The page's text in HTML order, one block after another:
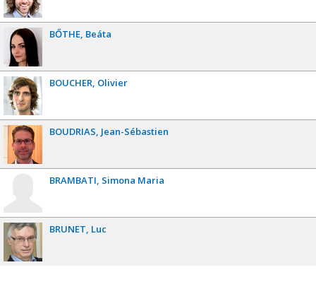
BŐTHE Beáta
BOUCHER Olivier
BOUDRIAS Jean-Sébastien
BRAMBATI Simona Maria
BRUNET Luc